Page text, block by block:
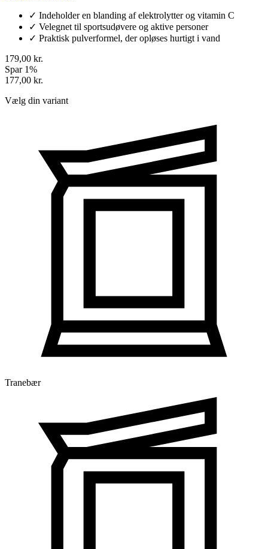
✓ Indeholder en blanding af elektrolytter og vitamin C
✓ Velegnet til sportsudøvere og aktive personer
✓ Praktisk pulverformel, der opløses hurtigt i vand
179,00 kr.
Spar 1%
177,00 kr.
Vælg din variant
Tranebær